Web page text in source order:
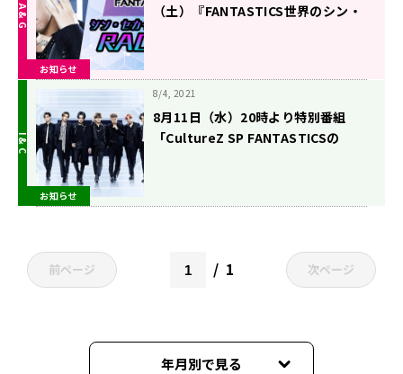
お知らせ
（土）『FANTASTICS世界のシン・
お知らせ
8/4, 2021
8月11日（水）20時より特別番組
「CultureZ SP FANTASTICSの
前ページ 1 次ページ
年月別で見る